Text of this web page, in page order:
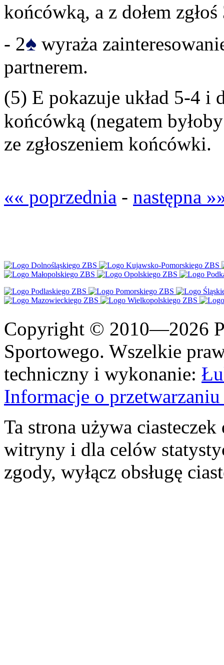
końcówką, a z dołem zgłoś
- 2♠ wyraża
partnerem.
(5) E pokazuje układ 5-4 i
końcówką (negatem
ze zgłoszeniem końcówki.
«« poprzednia - następna
Copyright © 2010—2026
Sportowego. Wszelkie
techniczny i wykonanie:
Informacje o
Ta strona używa
witryny i dla celów
zgody, wyłącz obsługę